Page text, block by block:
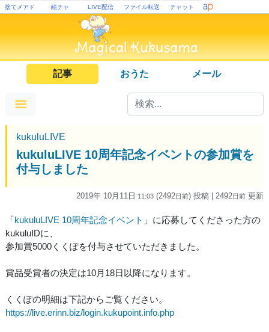
捨てメアド 絵チャ LIVE配信 ファイル転送 チャット
記事 おうた メール
kukuluLIVE
kukuluLIVE 10周年記念イベントの参加賞を
付与しました
2019年 10月11日 11:03 (2492日前) 投稿 | 2492日前 更新
「kukuluLIVE 10周年記念イベント 」に応募してくださった方の
kukuluIDに、
参加賞5000くくぽを付与させていただきました。
賞品受賞者の決定は10月18日以降になります。
くくぽの明細は下記からご覧ください。
https://live.erinn.biz/login.kukupoint.info.php